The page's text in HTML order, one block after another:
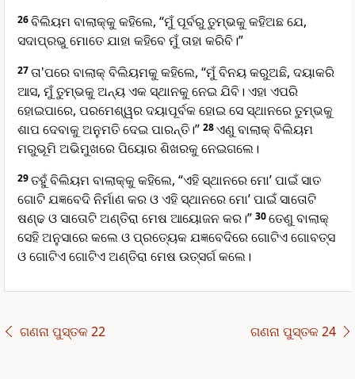
26ବିଲିୟମ ବାଲା‌କ୍‌‌କୁ କହିଲେ, “ମୁଁ ପୂର୍ବରୁ ତୁମ୍ଭକୁ କହିଅଛ ଯେ,
ସଦାପ୍ରଭୁ ମୋତେ ଯାହା କହିବେ ମୁଁ ତାହା କରିବି।”
27ତା'ପରେ ବାଲାକ୍ ବିଲିୟମକୁ କହିଲେ, “ମୁଁ ବିନୟ କରୁଅଛି, ଦୟାକରି
ଆସ, ମୁଁ ତୁମ୍ଭକୁ ଅନ୍ୟ ଏକ ସ୍ଥାନକୁ ନେଇ ଯିବି। ଏହା ଏପରି
ହୋଇପାରେ, ପରମେଶ୍ୱର ଦୟାପୂର୍ବକ ହୋଇ ସେ ସ୍ଥାନରେ ତୁମ୍ଭକୁ
ଶାପ ଦେବାକୁ ଅନୁମତି ଦେଇ ପାରନ୍ତି।” 28ଏଣୁ ବାଲାକ୍ ବିଲିୟମ
ମରୁଭୂମି ଅଭିମୁଖରେ ପିୟୋର ଶିଖରକୁ ନେଇଗଲେ।
29ତହୁଁ ବିଲିୟମ ବାଲା‌କ୍‌‌କୁ କହିଲେ, “ଏହି ସ୍ଥାନରେ ମୋ’ ପାଇଁ ସାତ
ଗୋଟି ଯଜ୍ଞବେଦି ନିର୍ମାଣ କର ଓ ଏହି ସ୍ଥାନରେ ମୋ’ ପାଇଁ ସାତୋଟି
ଷଣ୍ଢ ଓ ସାତୋଟି ଅଣ୍ତିରା ମେଷ ଆୟୋଜନ କର।” 30ତେଣୁ ବାଲାକ୍
ସେହି ଅନୁସାରେ କଲେ ଓ ପ୍ରତ୍ୟେକ ଯଜ୍ଞବେଦିରେ ଗୋଟିଏ ଗୋବତ୍ସ
ଓ ଗୋଟିଏ ଗୋଟିଏ ଅଣ୍ତିରା ମେଷ ଉତ୍ସର୍ଗ କଲେ।
ଗଣନା ପୁସ୍ତକ 22 ଗଣନା ପୁସ୍ତକ 24